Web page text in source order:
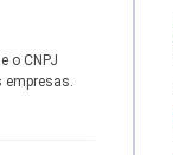
o CNPJ